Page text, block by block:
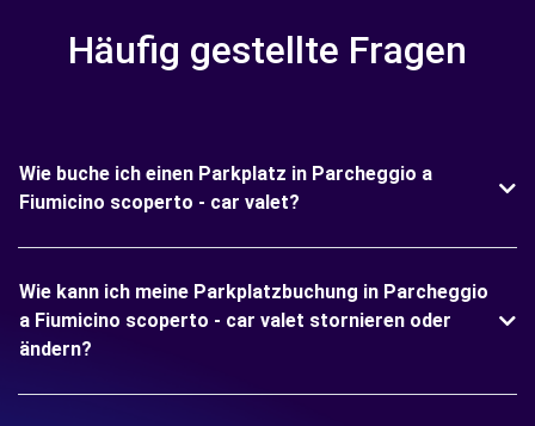
Häufig gestellte Fragen
Wie buche ich einen Parkplatz in Parcheggio a
Fiumicino scoperto - car valet?
Wie kann ich meine Parkplatzbuchung in Parcheggio
a Fiumicino scoperto - car valet stornieren oder
ändern?